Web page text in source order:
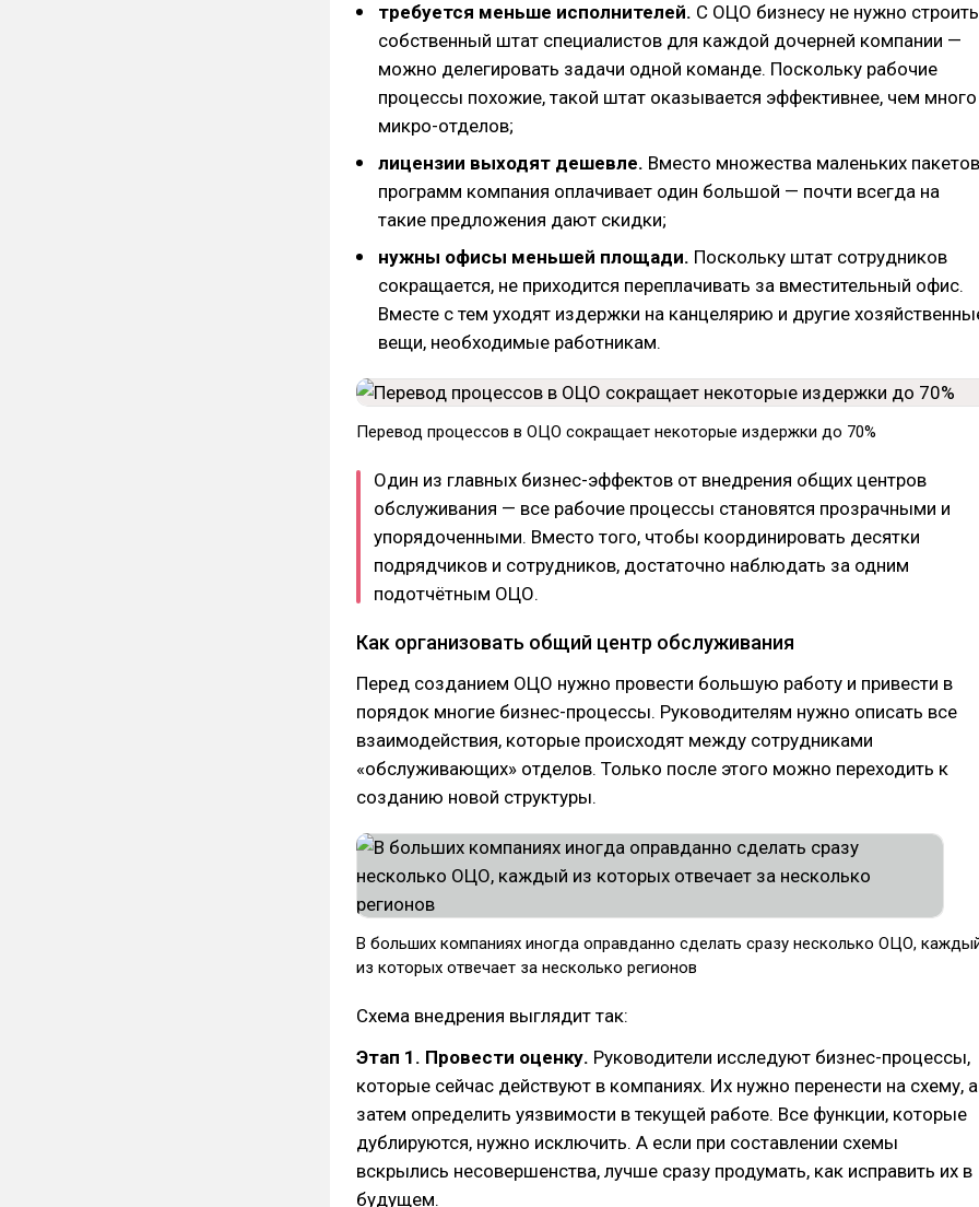
требуется меньше исполнителей. С ОЦО бизнесу не нужно строить
собственный штат специалистов для каждой дочерней компании —
можно делегировать задачи одной команде. Поскольку рабочие
процессы похожие, такой штат оказывается эффективнее, чем много
микро-отделов;
лицензии выходят дешевле. Вместо множества маленьких пакетов
программ компания оплачивает один большой — почти всегда на
такие предложения дают скидки;
нужны офисы меньшей площади. Поскольку штат сотрудников
сокращается, не приходится переплачивать за вместительный офис.
Вместе с тем уходят издержки на канцелярию и другие
вещи, необходимые работникам.
Перевод процессов в ОЦО сокращает некоторые издержки до 70%
Один из главных бизнес-эффектов от внедрения общих центров
обслуживания — все рабочие процессы становятся прозрачными и
упорядоченными. Вместо того, чтобы координировать десятки
подрядчиков и сотрудников, достаточно наблюдать за одним
подотчётным ОЦО.
Как организовать общий центр обслуживания
Перед созданием ОЦО нужно провести большую работу и привести в
порядок многие бизнес-процессы. Руководителям нужно описать все
взаимодействия, которые происходят между сотрудниками
«обслуживающих» отделов. Только после этого можно переходить к
созданию новой структуры.
В больших компаниях иногда оправданно сделать сразу несколько ОЦО,
из которых отвечает за несколько регионов
Схема внедрения выглядит так:
Этап 1. Провести оценку. Руководители исследуют бизнес-процессы,
которые сейчас действуют в компаниях. Их нужно перенести на схему, а
затем определить уязвимости в текущей работе. Все функции, которые
дублируются, нужно исключить. А если при составлении схемы
вскрылись несовершенства, лучше сразу продумать, как исправить их в
будущем.